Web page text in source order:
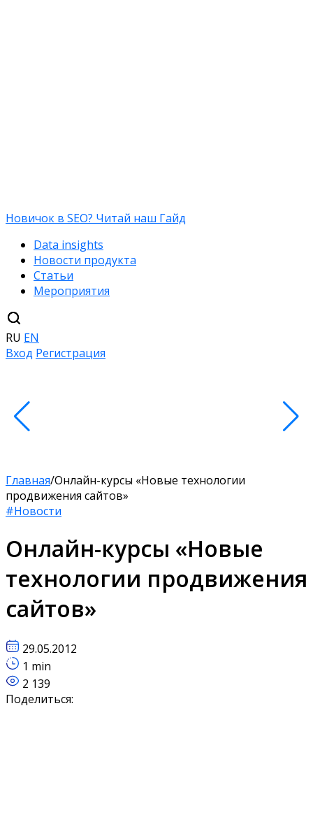
Новичок в SEO? Читай наш Гайд
Data insights
Новости продукта
Статьи
Мероприятия
RU EN
Вход Регистрация
Главная/Онлайн-курсы «Новые технологии
продвижения сайтов»
#Новости
Онлайн-курсы «Новые
технологии продвижения
сайтов»
29.05.2012
1 min
2 139
Поделиться: